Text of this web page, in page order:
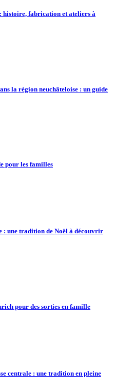
histoire, fabrication et ateliers à
la région neuchâteloise : un guide
pour les familles
: une tradition de Noël à découvrir
pour des sorties en famille
centrale : une tradition en pleine